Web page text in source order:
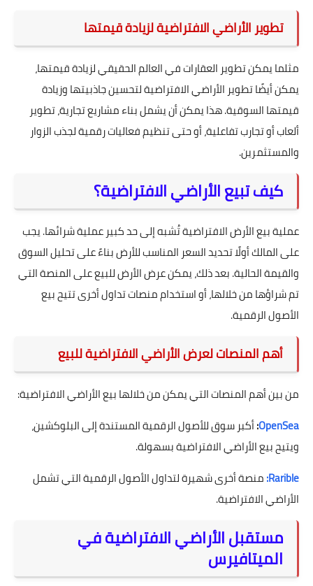
تطوير الأراضي الافتراضية لزيادة قيمتها
مثلما يمكن تطوير العقارات في العالم الحقيقي لزيادة قيمتها،
يمكن أيضًا تطوير الأراضي الافتراضية لتحسين جاذبيتها وزيادة
قيمتها السوقية. هذا يمكن أن يشمل بناء مشاريع تجارية، تطوير
ألعاب أو تجارب تفاعلية، أو حتى تنظيم فعاليات رقمية لجذب الزوار
والمستثمرين.
كيف تبيع الأراضي الافتراضية؟
عملية بيع الأرض الافتراضية تُشبه إلى حد كبير عملية شرائها. يجب
على المالك أولًا تحديد السعر المناسب للأرض بناءً على تحليل السوق
والقيمة الحالية. بعد ذلك، يمكن عرض الأرض للبيع على المنصة التي
تم شراؤها من خلالها، أو استخدام منصات تداول أخرى تتيح بيع
الأصول الرقمية.
أهم المنصات لعرض الأراضي الافتراضية للبيع
من بين أهم المنصات التي يمكن من خلالها بيع الأراضي الافتراضية:
OpenSea
:أكبر سوق للأصول الرقمية المستندة إلى البلوكشين،
ويتيح بيع الأراضي الافتراضية بسهولة.
Rarible: منصة أخرى شهيرة لتداول الأصول الرقمية التي تشمل
الأراضي الافتراضية.
مستقبل الأراضي الافتراضية في
الميتافيرس